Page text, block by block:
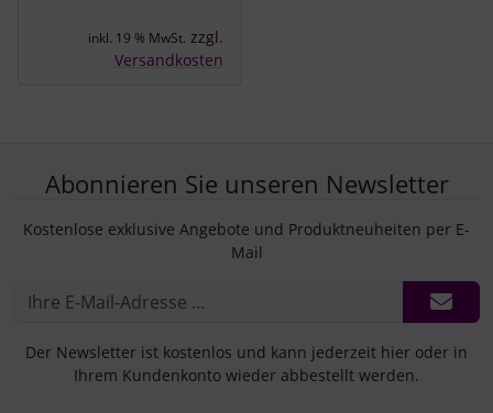
inkl. 19 % MwSt. zzgl.
Versandkosten
Abonnieren Sie unseren Newsletter
Kostenlose exklusive Angebote und Produktneuheiten per E-
Mail
Der Newsletter ist kostenlos und kann jederzeit hier oder in
Ihrem Kundenkonto wieder abbestellt werden.